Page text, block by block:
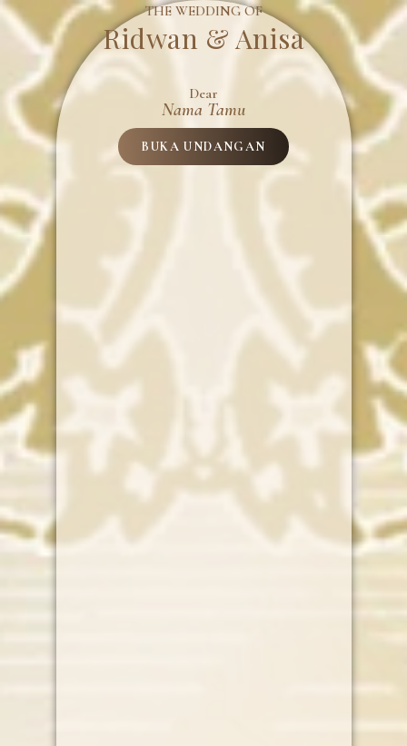
THE WEDDING OF
Ridwan & Anisa
Dear
Nama Tamu
BUKA UNDANGAN